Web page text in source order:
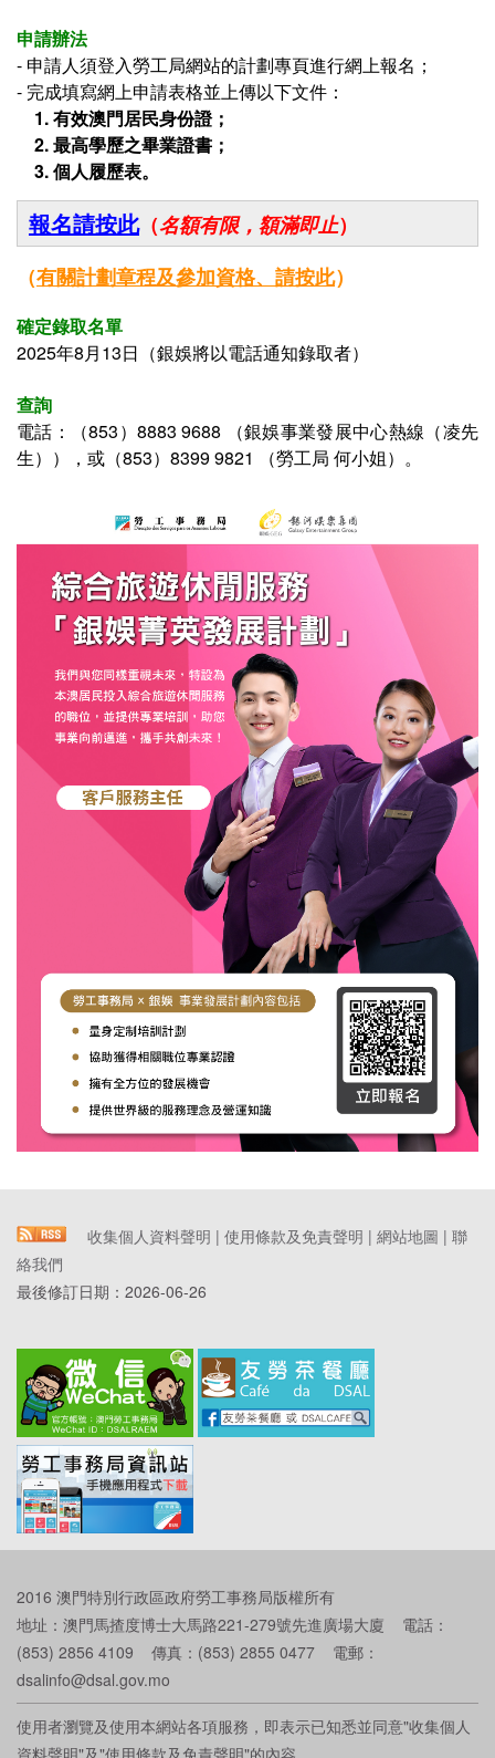
申請辦法
- 申請人須登入勞工局網站的計劃專頁進行網上報名；
- 完成填寫網上申請表格並上傳以下文件：
1. 有效澳門居民身份證；
2.最高學歷之畢業證書；
3. 個人履歷表。
報名請按此（名額有限，額滿即止）
（有關計劃章程及參加資格、 請按此）
確定錄取名單
2025年8月13日（銀娛將以電話通知錄取者）
查詢
電話：（853） 8883 9688 （銀娛事業發展中心熱線（凌先
生） ），或（853） 8399 9821 （勞工局 何小姐）。
收集個人資料聲明 | 使用條款及免責聲明 | 網站地圖 | 聯
絡我們
最後修訂日期： 2026-06-26
2016 澳門特別行政區政府勞工事務局版權所有
地址：澳門馬揸度博士大馬路221-279號先進廣場大廈 電話：
(853) 2856 4109 傳真：(853) 2855 0477 電郵：
dsalinfo@dsal.gov.mo
使用者瀏覽及使用本網站各項服務，即表示已知悉並同意"收集個人
資料聲明"及"使用條款及免責聲明"的內容。